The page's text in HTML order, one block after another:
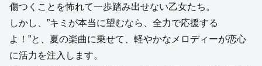
傷つくことを怖れて一歩踏み出せない乙女たち。
しかし、”キミが本当に望むなら、全力で応援する
よ！”と、夏の楽曲に乗せて、軽やかなメロディーが恋心
に活力を注入します。